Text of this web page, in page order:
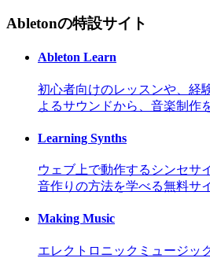
Abletonの特設サイト
Ableton Learn
初心者向けのレッスンや、経
よるサウンドから、音楽制作
Learning Synths
ウェブ上で動作するシンセサ
音作りの方法を学べる無料サ
Making Music
エレクトロニックミュージッ